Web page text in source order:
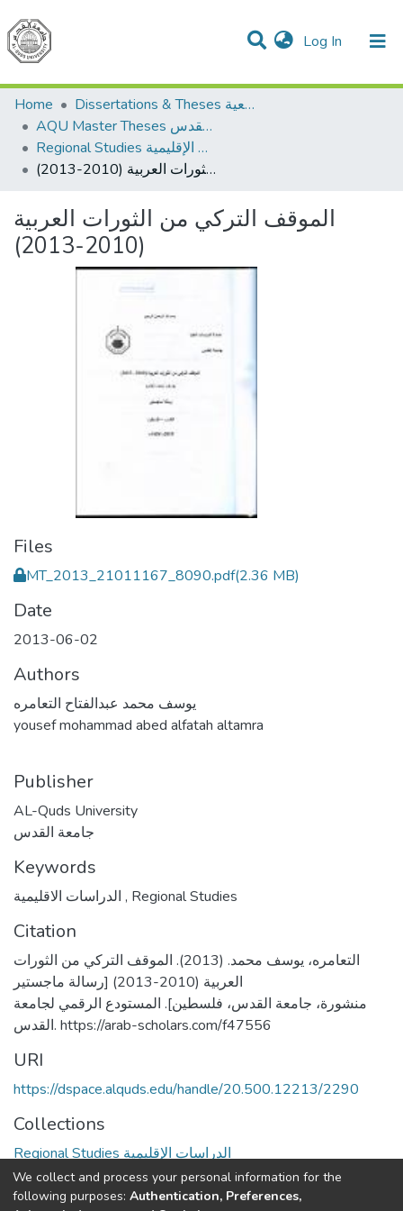
Log In (current)
Communities & Collections
All of DSpace
Home
Dissertations & Theses الرسائل الجامعية
AQU Master Theses الرسائل الجامعية الخاصة بجامعة القدس
Regional Studies الدراسات الإقليمية
الموقف التركي من الثورات العربية (2010-2013)
الموقف التركي من الثورات العربية
(2010-2013)
Files
MT_2013_21011167_8090.pdf(2.36 MB)
Date
2013-06-02
Authors
يوسف محمد عبدالفتاح التعامره
yousef mohammad abed alfatah altamra
Publisher
AL-Quds University
جامعة القدس
Keywords
, Regional Studies
Citation
التعامره، يوسف محمد. (2013). الموقف التركي من الثورات
العربية (2010-2013) [رسالة ماجستير
منشورة، جامعة القدس، فلسطين]. المستودع الرقمي لجامعة
القدس. https://arab-scholars.com/f47556
URI
https://dspace.alquds.edu/handle/20.500.12213/2290
Collections
Regional Studies الدراسات الإقليمية
Full item page
We collect and process your personal information for the
following purposes: Authentication, Preferences,